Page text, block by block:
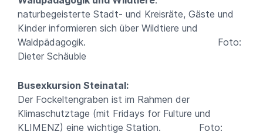
naturbegeisterte Stadt- und Kreisräte, Gäste und
Kinder informieren sich über Wildtiere und
Waldpädagogik. Foto:
Dieter Schäuble
Busexkursion Steinatal:
Der Fockeltengraben ist im Rahmen der
Klimaschutztage (mit Fridays for Fulture und
KLIMENZ) eine wichtige Station. Foto: